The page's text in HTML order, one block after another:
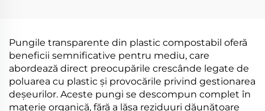
materiale PLA PBAT
amido de porumb
Pungile transparente din plastic compostabil oferă
beneficii semnificative pentru mediu, care
abordează direct preocupările crescânde legate de
poluarea cu plastic și provocările privind gestionarea
deșeurilor. Aceste pungi se descompun complet în
materie organică, fără a lăsa reziduuri dăunătoare